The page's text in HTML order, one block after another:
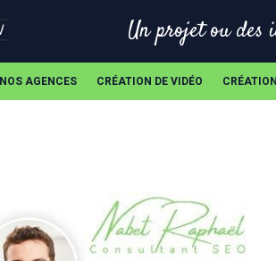
Un projet ou des
NOS AGENCES CRÉATION DE VIDÉO